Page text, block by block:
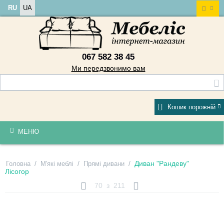
RU UA
067 582 38 45
Ми передзвонимо вам
Кошик порожній
МЕНЮ
Головна / М'які меблі / Прямі дивани / Диван "Рандеву"
Лісогор
70
з 211